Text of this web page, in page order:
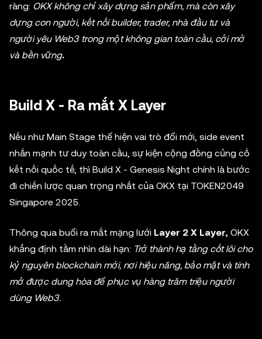
ràng: OKX không chỉ xây dựng sản phẩm, mà còn xây
dựng con người, kết nối builder, trader, nhà đầu tư và
người yêu Web3 trong một không gian toàn cầu, cởi mở
và bền vững.
Build X - Ra mắt X Layer
Nếu như Main Stage thể hiện vai trò đổi mới, side event
nhấn mạnh tư duy toàn cầu, sự kiện cộng đồng củng cố
kết nối quốc tế, thì Build X - Genesis Night chính là bước
đi chiến lược quan trọng nhất của OKX tại TOKEN2049
Singapore 2025.
Thông qua buổi ra mắt mạng lưới Layer 2 X Layer, OKX
khẳng định tầm nhìn dài hạn: Trở thành hạ tầng cốt lõi cho
kỷ nguyên blockchain mới, nơi hiệu năng, bảo mật và tính
mở được dung hòa để phục vụ hàng trăm triệu người
dùng Web3.